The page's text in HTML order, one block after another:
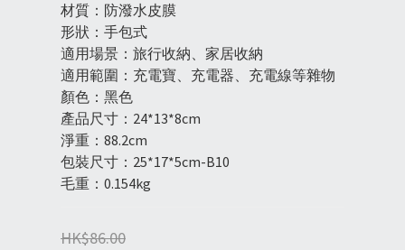
材質：防潑水皮膜
形狀：手包式
適用場景：旅行收納、家居收納
適用範圍：充電寶、充電器、充電線等雜物
顏色：黑色
產品尺寸：24*13*8cm
淨重：88.2cm
包裝尺寸：25*17*5cm-B10
毛重：0.154kg
HK$86.00